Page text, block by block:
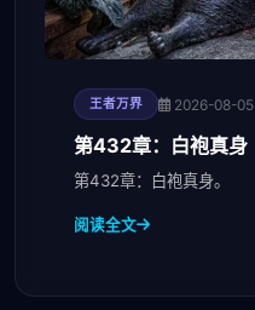
王者万界 2026-08-05
第432章：白袍真身
第432章：白袍真身。
阅读全文